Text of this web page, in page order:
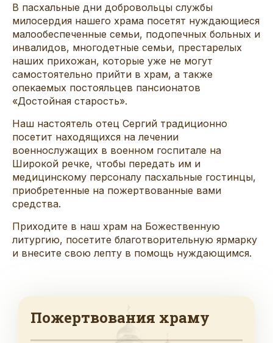
В пасхальные дни добровольцы службы
милосердия нашего храма посетят нуждающиеся
малообеспеченные семьи, подопечных больных и
инвалидов, многодетные семьи, престарелых
наших прихожан, которые уже не могут
самостоятельно прийти в храм, а также
опекаемых постояльцев пансионатов
«Достойная старость».
Наш настоятель отец Сергий традиционно
посетит находящихся на лечении
военнослужащих в военном госпитале на
Широкой речке, чтобы передать им и
медицинскому персоналу пасхальные гостинцы,
приобретенные на пожертвованные вами
средства.
Приходите в наш храм на Божественную
литургию, посетите благотворительную ярмарку
и внесите свою лепту в помощь нуждающимся.
Пожертвования храму